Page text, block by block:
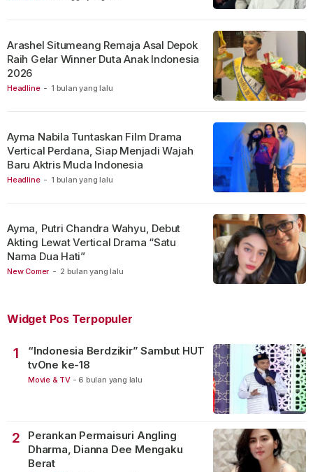
Headline - 1 bulan yang lalu
Arashel Situmeang Remaja Asal Depok
Raih Gelar Winner Duta Anak Indonesia
2026
Headline - 1 bulan yang lalu
Ayma Nabila Tuntaskan Film Drama
Vertical Perdana, Siap Menjadi Wajah
Baru Aktris Muda Indonesia
New Comer - 2 bulan yang lalu
Ayma, Putri Chandra Wahyu, Debut
Akting Lewat Vertical Drama “Satu
Nama Dua Hati”
Widget Pos Terpopuler
1
“Indonesia Berdzikir” Sambut HUT
tvOne ke-18
Movie & TV - 6 bulan yang lalu
2
Perankan Permaisuri Angling
Dharma, Dianna Dee Mengaku
Berat